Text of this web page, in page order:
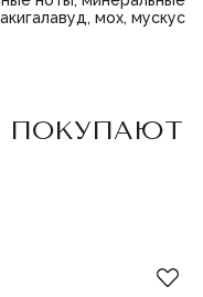
мох, мускус
ПОКУПАЮТ
добавить товар в